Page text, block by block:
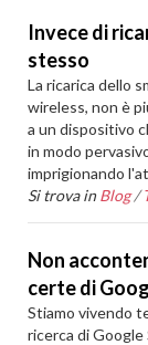
Invece di
stesso
La ricarica dello
wireless, non è
a un dispositivo
in modo
imprigionando
Si trova in Blog /
Non
certe di
Stiamo vivendo
ricerca di Google